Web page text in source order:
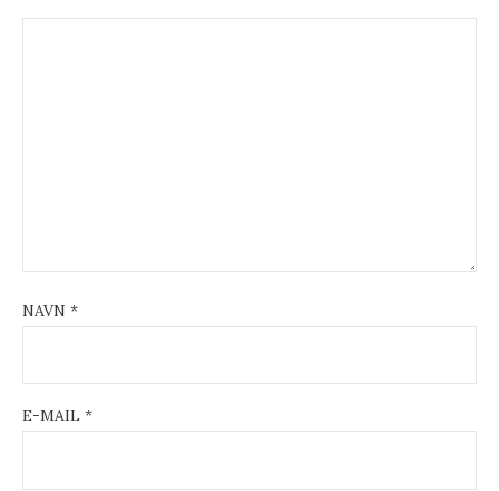
g
NAVN *
E-MAIL *